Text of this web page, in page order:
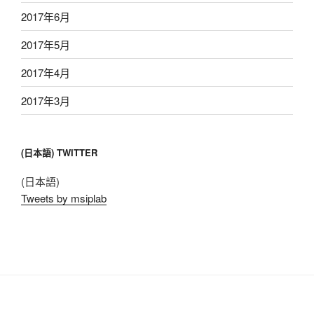
2017年6月
2017年5月
2017年4月
2017年3月
(日本語) TWITTER
(日本語)
Tweets by msiplab